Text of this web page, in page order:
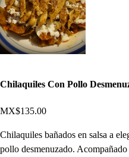
Chilaquiles Con Pollo
MX$135.00
Chilaquiles bañados en salsa a
pollo desmenuzado.